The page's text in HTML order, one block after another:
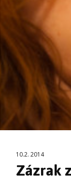
10.2. 2014
Zázrak